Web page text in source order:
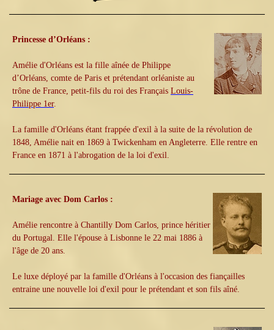
Princesse d’Orléans :
Amélie d'Orléans est la fille aînée de Philippe
d’Orléans, comte de Paris et prétendant orléaniste au
trône de France, petit-fils du roi des Français Louis-
Philippe 1er.
La famille d'Orléans étant frappée d'exil à la suite de la révolution de
1848, Amélie nait en 1869 à Twickenham en Angleterre. Elle rentre en
France en 1871 à l'abrogation de la loi d'exil.
Mariage avec Dom Carlos :
Amélie rencontre à Chantilly Dom Carlos, prince héritier
du Portugal. Elle l'épouse à Lisbonne le 22 mai 1886 à
l'âge de 20 ans.
Le luxe déployé par la famille d'Orléans à l'occasion des fiançailles
entraine une nouvelle loi d'exil pour le prétendant et son fils aîné.